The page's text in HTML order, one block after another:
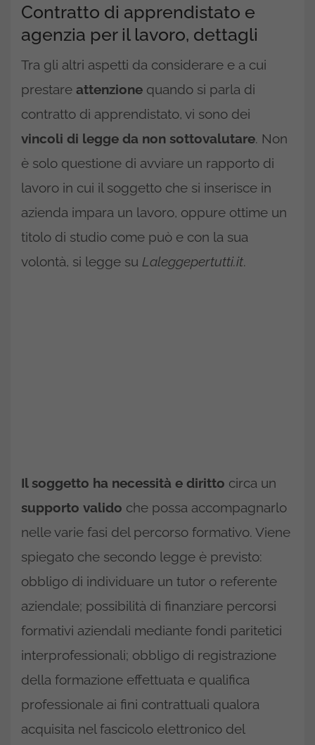
Contratto di apprendistato e
agenzia per il lavoro, dettagli
Tra gli altri aspetti da considerare e a cui
prestare attenzione quando si parla di
contratto di apprendistato, vi sono dei
vincoli di legge da non sottovalutare. Non
è solo questione di avviare un rapporto di
lavoro in cui il soggetto che si inserisce in
azienda impara un lavoro, oppure ottime un
titolo di studio come può e con la sua
volontà, si legge su Laleggepertutti.it.
Il soggetto ha necessità e diritto circa un
supporto valido che possa accompagnarlo
nelle varie fasi del percorso formativo. Viene
spiegato che secondo legge è previsto:
obbligo di individuare un tutor o referente
aziendale; possibilità di finanziare percorsi
formativi aziendali mediante fondi paritetici
interprofessionali; obbligo di registrazione
della formazione effettuata e qualifica
professionale ai fini contrattuali qualora
acquisita nel fascicolo elettronico del